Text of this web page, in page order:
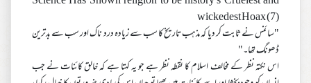
wickedest Hoax (7)
"سائنس نے ثابت کر دیا کہ مذہب تاریخ کا سب سے زیادہ درد ناک اور سب سے بدترین
ڈھونگ تھا۔"
اس نکتہ نظر کے مخالف اسلام کا نقطہ نظر ہے جو یہ کہتا ہے کہ خالق کائنات نے جب